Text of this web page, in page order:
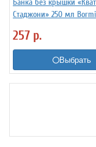
Банка без крышки
Стаджони» 250 мл
257 р.
Выбрать